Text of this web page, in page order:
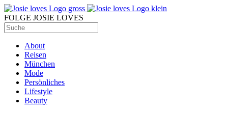
FOLGE JOSIE LOVES
About
Reisen
München
Mode
Persönliches
Lifestyle
Beauty